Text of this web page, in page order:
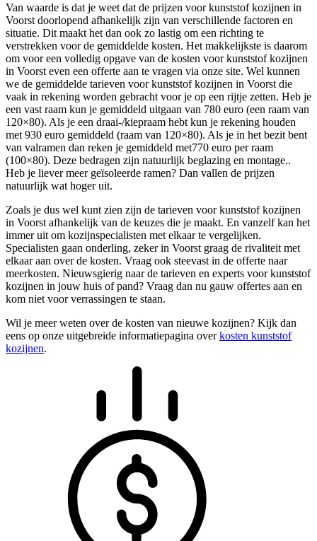
Van waarde is dat je weet dat de prijzen voor kunststof kozijnen in
Voorst doorlopend afhankelijk zijn van verschillende factoren en
situatie. Dit maakt het dan ook zo lastig om een richting te
verstrekken voor de gemiddelde kosten. Het makkelijkste is daarom
om voor een volledig opgave van de kosten voor kunststof kozijnen
in Voorst even een offerte aan te vragen via onze site. Wel kunnen
we de gemiddelde tarieven voor kunststof kozijnen in Voorst die
vaak in rekening worden gebracht voor je op een rijtje zetten. Heb je
een vast raam kun je gemiddeld uitgaan van 780 euro (een raam van
120×80). Als je een draai-/kiepraam hebt kun je rekening houden
met 930 euro gemiddeld (raam van 120×80). Als je in het bezit bent
van valramen dan reken je gemiddeld met770 euro per raam
(100×80). Deze bedragen zijn natuurlijk beglazing en montage..
Heb je liever meer geïsoleerde ramen? Dan vallen de prijzen
natuurlijk wat hoger uit.
Zoals je dus wel kunt zien zijn de tarieven voor kunststof kozijnen
in Voorst afhankelijk van de keuzes die je maakt. En vanzelf kan het
immer uit om kozijnspecialisten met elkaar te vergelijken.
Specialisten gaan onderling, zeker in Voorst graag de rivaliteit met
elkaar aan over de kosten. Vraag ook steevast in de offerte naar
meerkosten. Nieuwsgierig naar de tarieven en experts voor kunststof
kozijnen in jouw huis of pand? Vraag dan nu gauw offertes aan en
kom niet voor verrassingen te staan.
Wil je meer weten over de kosten van nieuwe kozijnen? Kijk dan
eens op onze uitgebreide informatiepagina overkosten kunststof
kozijnen.